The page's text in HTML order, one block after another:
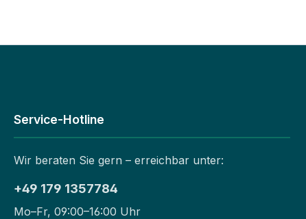
Service-Hotline
Wir beraten Sie gern – erreichbar unter:
+49 179 1357784
Mo–Fr, 09:00–16:00 Uhr